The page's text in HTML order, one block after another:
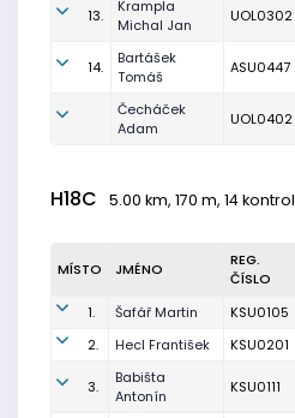
13.
Krampla
Michal Jan
UOL0302
14.
Bartášek
Tomáš
ASU0447
Čecháček
Adam
UOL0402
H18C 5.00 km, 170 m, 14 kontrol
MÍSTO JMÉNO
REG.
ČÍSLO
1. Šafář Martin KSU0105
2.
Hecl František KSU0201
3.
Babišta
Antonín
KSU0111